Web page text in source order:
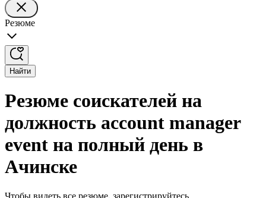
Резюме
Найти
Резюме соискателей на
должность account manager
event на полный день в
Ачинске
Чтобы видеть все резюме, зарегистрируйтесь